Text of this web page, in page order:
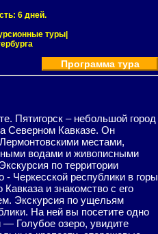
6 дней.
туры|
Программа тура
Пятигорск – небольшой город
Северном Кавказе. Он
местами,
водами и живописными
по территории
- Черкесской республики в горы
Кавказа и знакомство с его
Экскурсия по ущельям
На ней вы посетите одно
— Голубое озеро, увидите